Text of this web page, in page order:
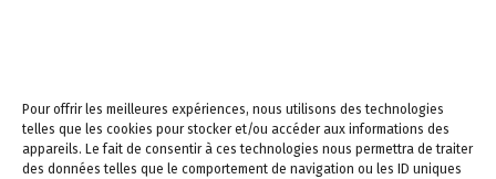
Pour offrir les meilleures expériences, nous utilisons des technologies
telles que les cookies pour stocker et/ou accéder aux informations des
appareils. Le fait de consentir à ces technologies nous permettra de traiter
des données telles que le comportement de navigation ou les ID uniques